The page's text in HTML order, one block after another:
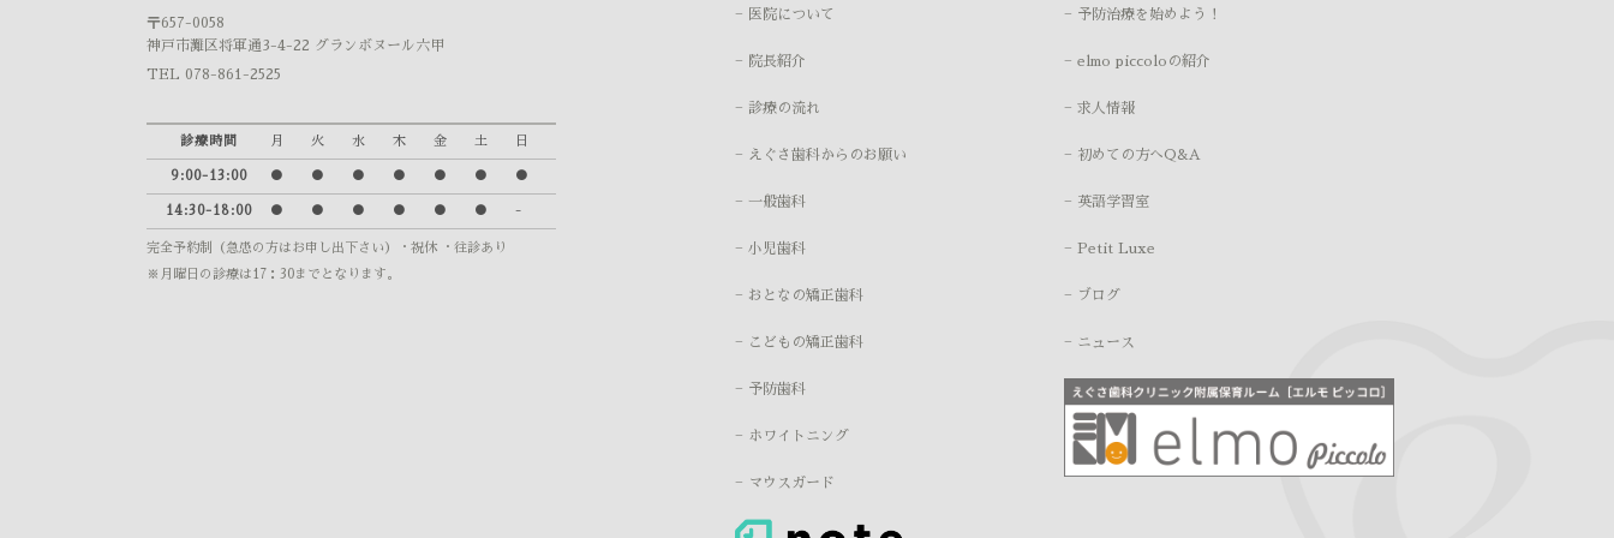
〒657-0058
神戸市灘区将軍通3-4-22 グランボヌール六甲
TEL 078-861-2525
診療時間 月 火 水 木 金 土 日
9:00-13:00 ● ● ● ● ● ● ●
14:30-18:00 ● ● ● ● ● ● -
完全予約制（急患の方はお申し出下さい）
・祝休 ・往診あり
※月曜日の診療は17：30までとなります。
− 医院について
− 院長紹介
− 診療の流れ
− えぐさ歯科からのお願い
− 一般歯科
− 小児歯科
− おとなの矯正歯科
− こどもの矯正歯科
− 予防歯科
− ホワイトニング
− マウスガード
− 予防治療を始めよう！
− elmo piccoloの紹介
− 求人情報
− 初めての方へQ&A
− 英語学習室
− Petit Luxe
− ブログ
− ニュース